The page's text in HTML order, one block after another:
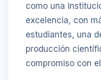
como una
excelencia, con
estudiantes, una
producción
compromiso con